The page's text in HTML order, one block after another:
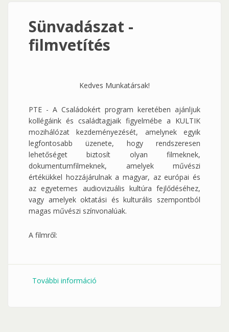
Sünvadászat -
filmvetítés
Kedves Munkatársak!
PTE - A Családokért program keretében ajánljuk
kollégáink és családtagjaik figyelmébe a KULTIK
mozihálózat kezdeményezését, amelynek egyik
legfontosabb üzenete, hogy rendszeresen
lehetőséget biztosít olyan filmeknek,
dokumentumfilmeknek, amelyek művészi
értékükkel hozzájárulnak a magyar, az európai és
az egyetemes audiovizuális kultúra fejlődéséhez,
vagy amelyek oktatási és kulturális szempontból
magas művészi színvonalúak.
A filmről:
További információ